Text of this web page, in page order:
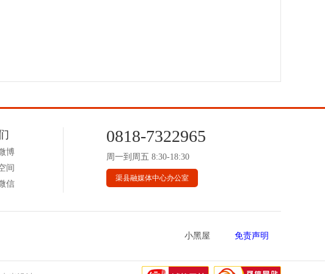
博
间
信
0818-7322965
周一到周五 8:30-18:30
渠县融媒体中心办公室
小黑屋 免责声明